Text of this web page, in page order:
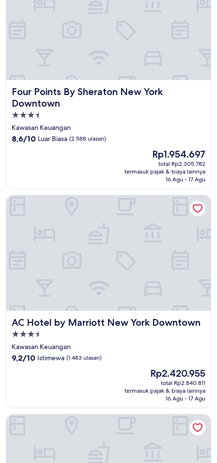
Four Points By Sheraton New York
Downtown
Four Points By Sheraton New York Downtown
Properti
bintang
3.5
Kawasan Keuangan
8.6
ulasan)
8,6/10 Luar Biasa (2.588 ulasan)
Harga
sekarang
Rp1.954.697
Rp1.954.697
total Rp2.305.782
termasuk pajak & biaya lainnya
16 Agu - 17 Agu
AC Hotel by Marriott New York Downtown
AC Hotel by Marriott New York Downtown
Properti
bintang
3.5
Kawasan Keuangan
9.2
9,2/10 Istimewa (1.483 ulasan)
Harga
sekarang
Rp2.420.955
Rp2.420.955
total Rp2.840.811
termasuk pajak & biaya lainnya
16 Agu - 17 Agu
AC Hotel by Marriott New York Downtown
Hilton Garden Inn NYC Financial Center/Manhattan